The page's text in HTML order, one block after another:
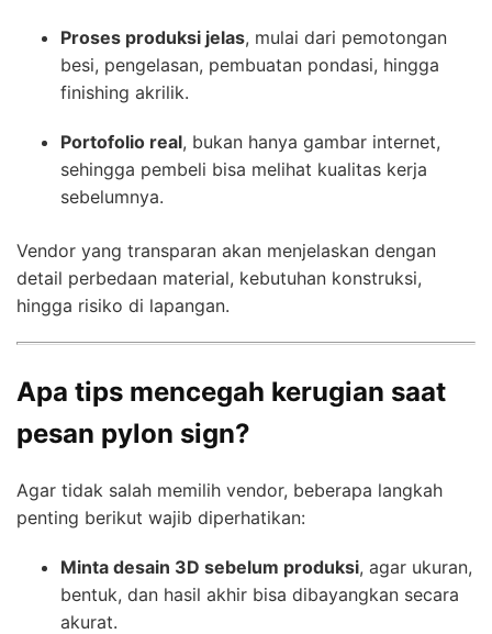
Proses produksi jelas, mulai dari pemotongan
besi, pengelasan, pembuatan pondasi, hingga
finishing akrilik.
Portofolio real, bukan hanya gambar internet,
sehingga pembeli bisa melihat kualitas kerja
sebelumnya.
Vendor yang transparan akan menjelaskan dengan
detail perbedaan material, kebutuhan konstruksi,
hingga risiko di lapangan.
Apa tips mencegah kerugian saat
pesan pylon sign?
Agar tidak salah memilih vendor, beberapa langkah
penting berikut wajib diperhatikan:
Minta desain 3D sebelum produksi, agar ukuran,
bentuk, dan hasil akhir bisa dibayangkan secara
akurat.